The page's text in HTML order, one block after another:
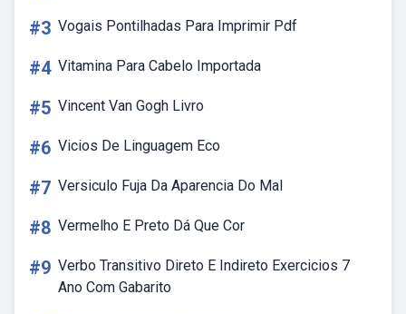
#3 Vogais Pontilhadas Para Imprimir Pdf
#4 Vitamina Para Cabelo Importada
#5 Vincent Van Gogh Livro
#6 Vicios De Linguagem Eco
#7 Versiculo Fuja Da Aparencia Do Mal
#8 Vermelho E Preto Dá Que Cor
#9 Verbo Transitivo Direto E Indireto Exercicios 7
Ano Com Gabarito